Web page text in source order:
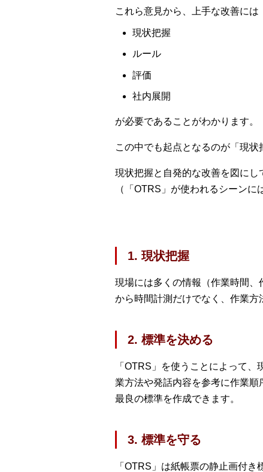
これら意見から、上手な改善には
現状把握
ルール
評価
社内展開
が必要であることがわかります。
この中でも起点となるのが「現状
現状把握と自発的な改善を図にし
（「OTRS」が使われるシーンに
1. 現状把握
現場には多くの情報（作業時間
から時間計測だけでなく、作業方
2. 標準を決める
「OTRS」を使うことによって
業方法や発話内容を参考に作業順
最良の標準を作成できます。
3. 標準を守る
「OTRS」は紙帳票の静止画付